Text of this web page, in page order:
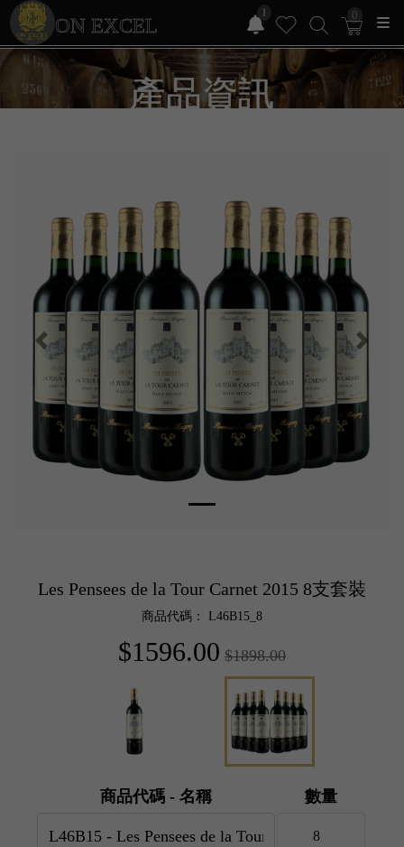
ON EXCEL
1 0
產品資訊
Les Pensees de la Tour Carnet 2015 8支套裝
商品代碼： L46B15_8
$1596.00 $1898.00
商品代碼 - 名稱 數量